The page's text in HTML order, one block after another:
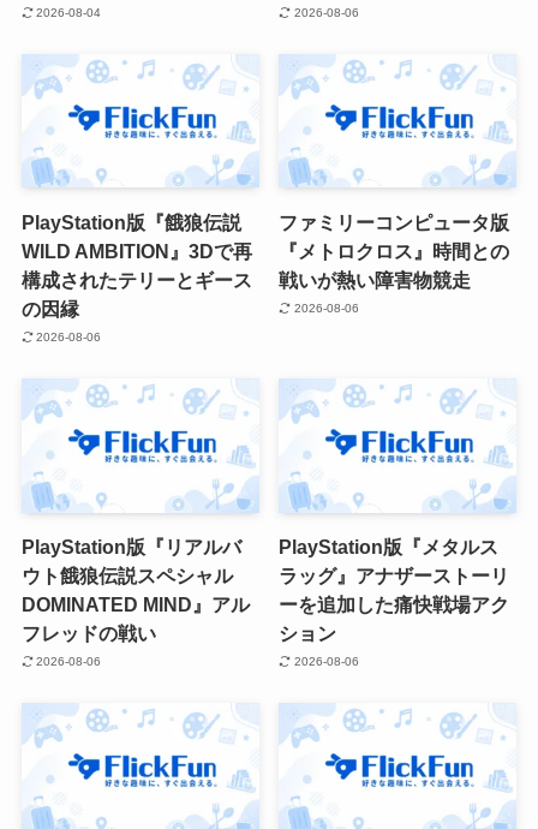
2026-08-04 2026-08-06
PlayStation版『餓狼伝説
WILD AMBITION』3Dで再
構成されたテリーとギース
の因縁
2026-08-06
ファミリーコンピュータ版
『メトロクロス』時間との
戦いが熱い障害物競走
2026-08-06
PlayStation版『リアルバ
ウト餓狼伝説スペシャル
DOMINATED MIND』アル
フレッドの戦い
2026-08-06
PlayStation版『メタルス
ラッグ』アナザーストーリ
ーを追加した痛快戦場アク
ション
2026-08-06